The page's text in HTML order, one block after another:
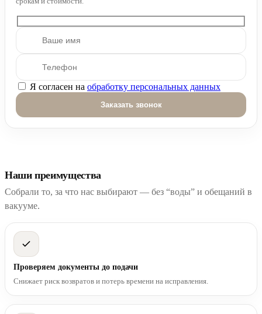
Оставьте это поле пустым.
Я согласен на обработку персональных данных
Наши преимущества
Собрали то, за что нас выбирают — без “воды” и обещаний в
вакууме.
Проверяем документы до подачи
Снижает риск возвратов и потерь времени на исправления.